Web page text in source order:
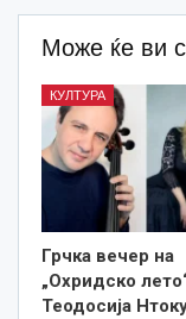
Може ќе ви
КУЛТУРА
Грчка вечер на
„Охридско
Теодосија